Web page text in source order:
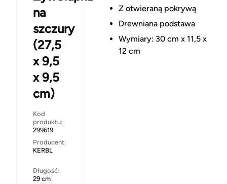
na
szczury
(27,5
x 9,5
x 9,5
cm)
Kod
produktu:
299619
Producent:
KERBL
Długość:
29 cm
Z otwieraną pokrywą
Drewniana podstawa
Wymiary: 30 cm x 11,5 x
12 cm